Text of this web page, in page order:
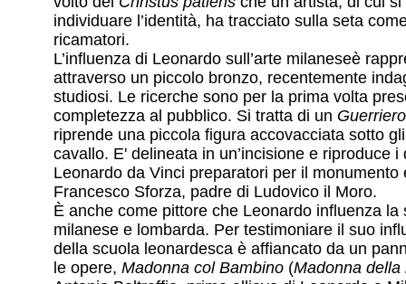
individuare l’identità, ha tracciato sulla seta
ricamatori.
L’influenza di Leonardo sull’arte milaneseè
attraverso un piccolo bronzo, recentemente
studiosi. Le ricerche sono per la prima volta
completezza al pubblico. Si tratta di un
riprende una piccola figura accovacciata sotto
cavallo. E' delineata in un’incisione e riproduce i
Leonardo da Vinci preparatori per il monumento
Francesco Sforza, padre di Ludovico il Moro.
È anche come pittore che Leonardo influenza la
milanese e lombarda. Per testimoniare il suo
della scuola leonardesca è affiancato da un
le opere, Madonna col Bambino (Madonna della